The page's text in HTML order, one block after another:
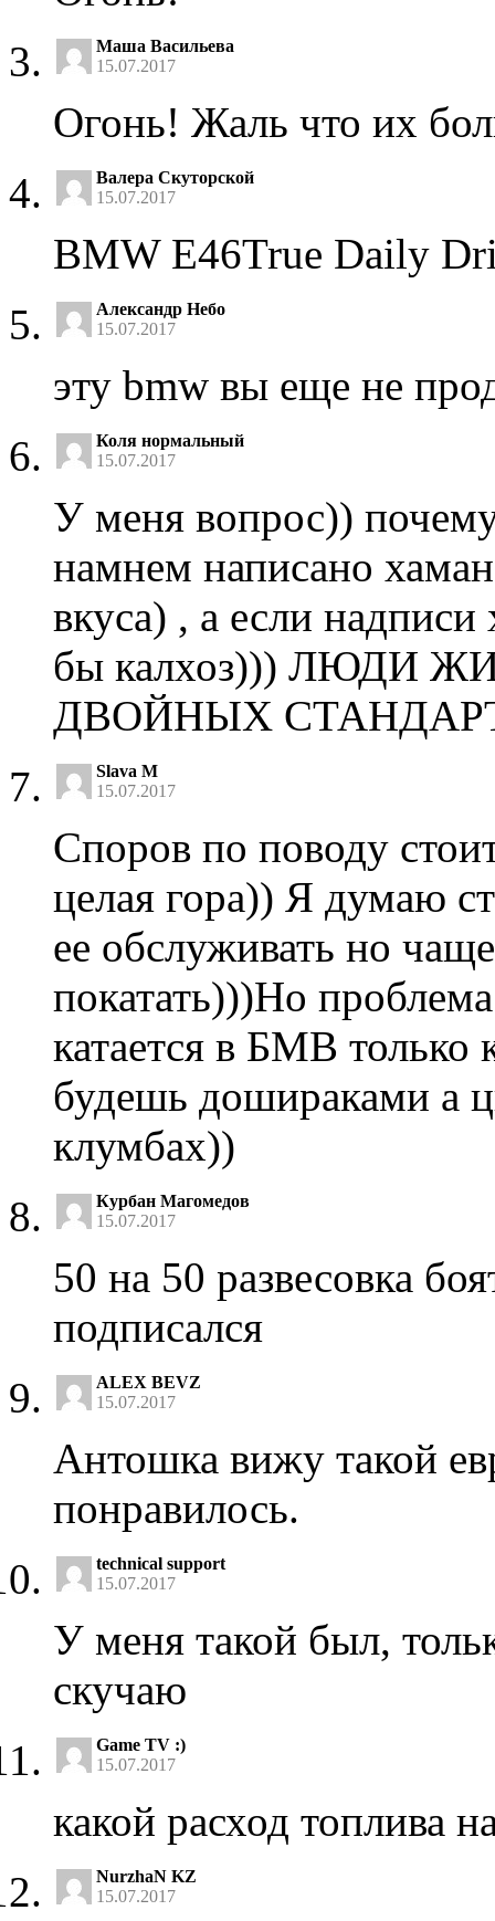
Маша Васильева
15.07.2017
Огонь! Жаль что их
Валера Скуторской
15.07.2017
BMW E46True Daily
Александр Небо
15.07.2017
эту bmw вы еще не
Коля нормальный
15.07.2017
У меня вопрос))
намнем написано
вкуса) , а если
бы калхоз))) ЛЮДИ
ДВОЙНЫХ
Slava M
15.07.2017
Споров по поводу
целая гора)) Я думаю
ее обслуживать но
покатать)))Но
катается в БМВ только
будешь дошираками а
клумбах))
Курбан Магомедов
15.07.2017
50 на 50 развесовка
подписался
ALEX BEVZ
15.07.2017
Антошка вижу такой
понравилось.
technical support
15.07.2017
У меня такой был,
скучаю
Game TV :)
15.07.2017
какой расход топлива
NurzhaN KZ
15.07.2017